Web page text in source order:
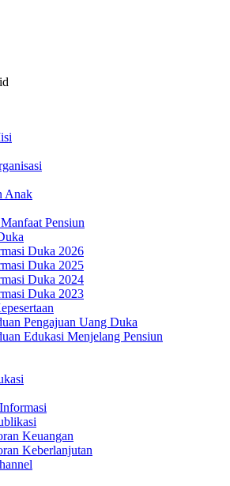
Anak
Pensiun
Duka 2026
Duka 2025
Duka 2024
Duka 2023
Pengajuan Uang Duka
Edukasi Menjelang Pensiun
Keuangan
Keberlanjutan